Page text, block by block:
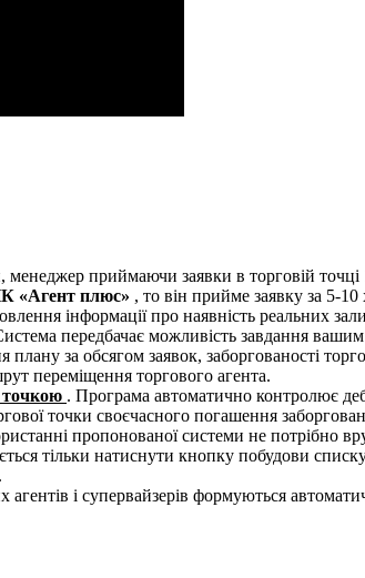
менеджер приймаючи заявки в торговій
«Агент плюс» , то він прийме заявку за 5-
інформації про наявність реальних
передбачає можливість завдання
плану за обсягом заявок, заборгованості
переміщення торгового агента.
точкою . Програма автоматично контролює
точки своєчасного погашення
пропонованої системи не потрібно
тільки натиснути кнопку побудови
агентів і супервайзерів формуються